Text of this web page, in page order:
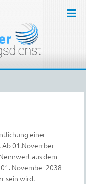
einer
01.November
aus dem
November 2038
sein wird.